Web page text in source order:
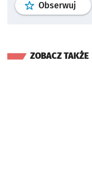
Obserwuj profil
ZOBACZ TAKŻE